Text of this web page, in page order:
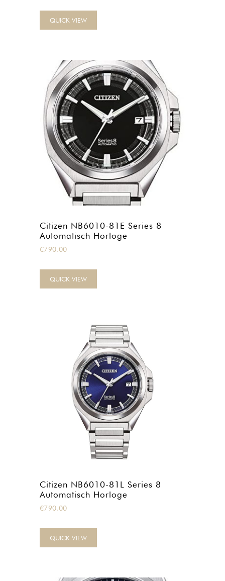
QUICK VIEW
Citizen NB6010-81E Series 8
Automatisch Horloge
€790.00
QUICK VIEW
Citizen NB6010-81L Series 8
Automatisch Horloge
€790.00
QUICK VIEW